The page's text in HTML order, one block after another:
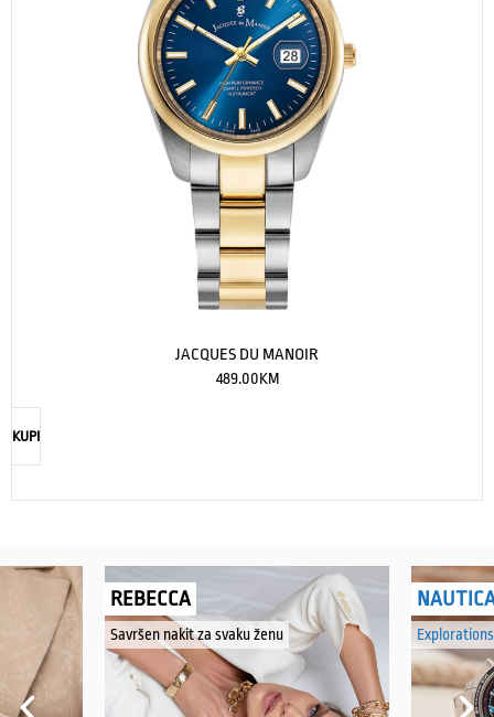
JACQUES DU MANOIR
489.00KM
KUPI
REBECCA
Savršen nakit za svaku ženu